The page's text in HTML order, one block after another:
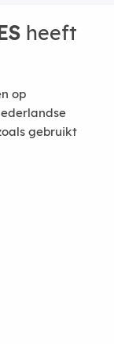
heeft
op
gebruikt